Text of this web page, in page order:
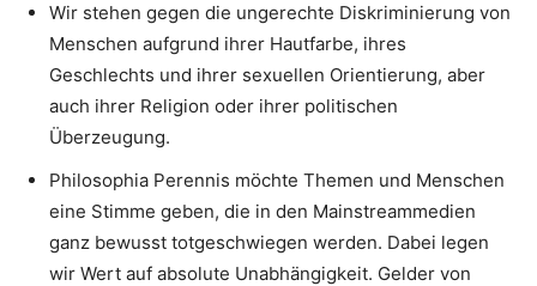
Wir stehen gegen die ungerechte Diskriminierung von
Menschen aufgrund ihrer Hautfarbe, ihres
Geschlechts und ihrer sexuellen Orientierung, aber
auch ihrer Religion oder ihrer politischen
Überzeugung.
Philosophia Perennis möchte Themen und Menschen
eine Stimme geben, die in den Mainstreammedien
ganz bewusst totgeschwiegen werden. Dabei legen
wir Wert auf absolute Unabhängigkeit. Gelder von